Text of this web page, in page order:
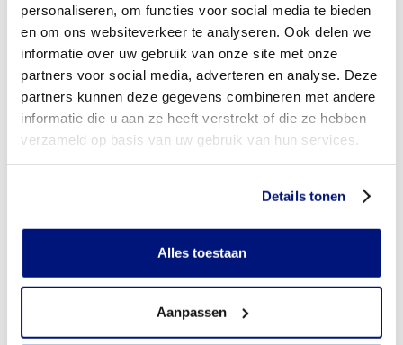
personaliseren, om functies voor social media te bieden
en om ons websiteverkeer te analyseren. Ook delen we
informatie over uw gebruik van onze site met onze
partners voor social media, adverteren en analyse. Deze
partners kunnen deze gegevens combineren met andere
informatie die u aan ze heeft verstrekt of die ze hebben
verzameld op basis van uw gebruik van hun services.
Details tonen
Alles toestaan
Aanpassen
Is de osseointegratie beenprothese mijn eigendom?
Wordt de osseointegratie beenprothese geleverd onder de
bruikleen of lease regeling van uw zorgverzekering?
vervangen worden?
Heb ik voor de vergoeding van mijn osseointegratie
beenprothese prothese?